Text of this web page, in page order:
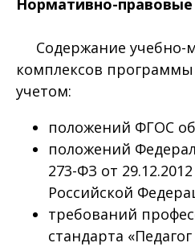
Нормативно-правовые
Содержание учебно-
комплексов
учетом:
положений ФГОС
положений
273-ФЗ от
Российской
требований
стандарта